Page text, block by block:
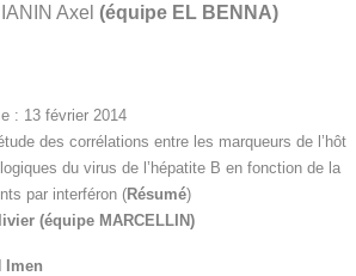
Axel (équipe EL BENNA)
: 13 février 2014
des corrélations entre les marqueurs de l’hôte
du virus de l’hépatite B en fonction de la
par interféron (Résumé)
(équipe MARCELLIN)
Imen